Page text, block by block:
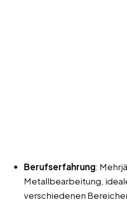
Berufserfahrung:
Metallbearbeitung,
verschiedenen